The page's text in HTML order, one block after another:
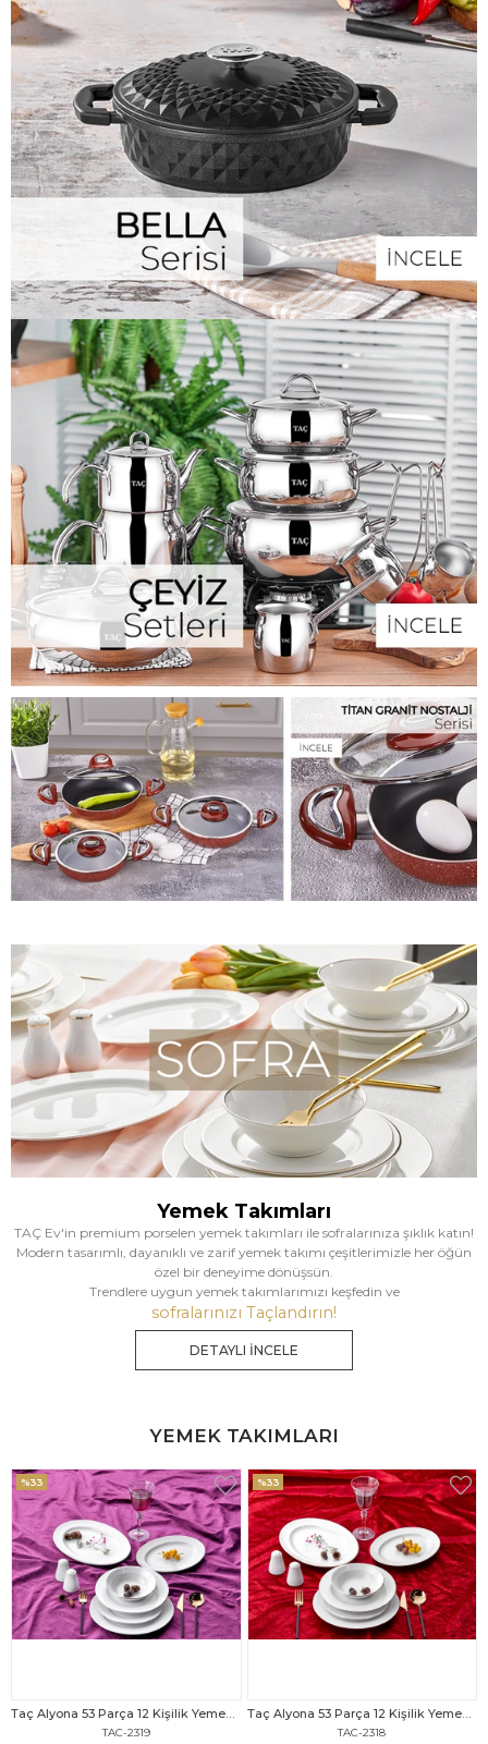
Yemek Takımları
TAÇ Ev'in premium porselen yemek takımları ile sofralarınıza şıklık katın!
Modern tasarımlı, dayanıklı ve zarif yemek takımı çeşitlerimizle her öğün
özel bir deneyime dönüşsün.
Trendlere uygun yemek takımlarımızı keşfedin ve
sofralarınızı Taçlandırın!
DETAYLI İNCELE
YEMEK TAKIMLARI
Taç Alyona 53 Parça 12 Kişilik Yemek Takımı Gold
TAC-2318
%33
Taç Eliza Alyona 53 Parça 12 Kişilik Yemek Takımı Platin
TAC-2316
%25